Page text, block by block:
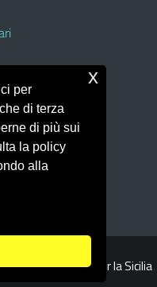
Sicilia
Regionale per la Sicilia
per
di terza
di più sui
la policy
alla
x